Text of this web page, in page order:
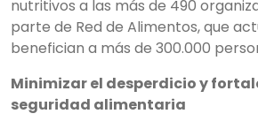
nutritivos a las más de 490
parte de Red de Alimentos, que
benefician a más de 300.000
Minimizar el desperdicio y
seguridad alimentaria